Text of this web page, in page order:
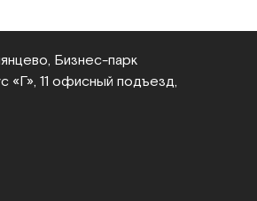
Бизнес‑парк
«Г», 11 офисный подъезд,